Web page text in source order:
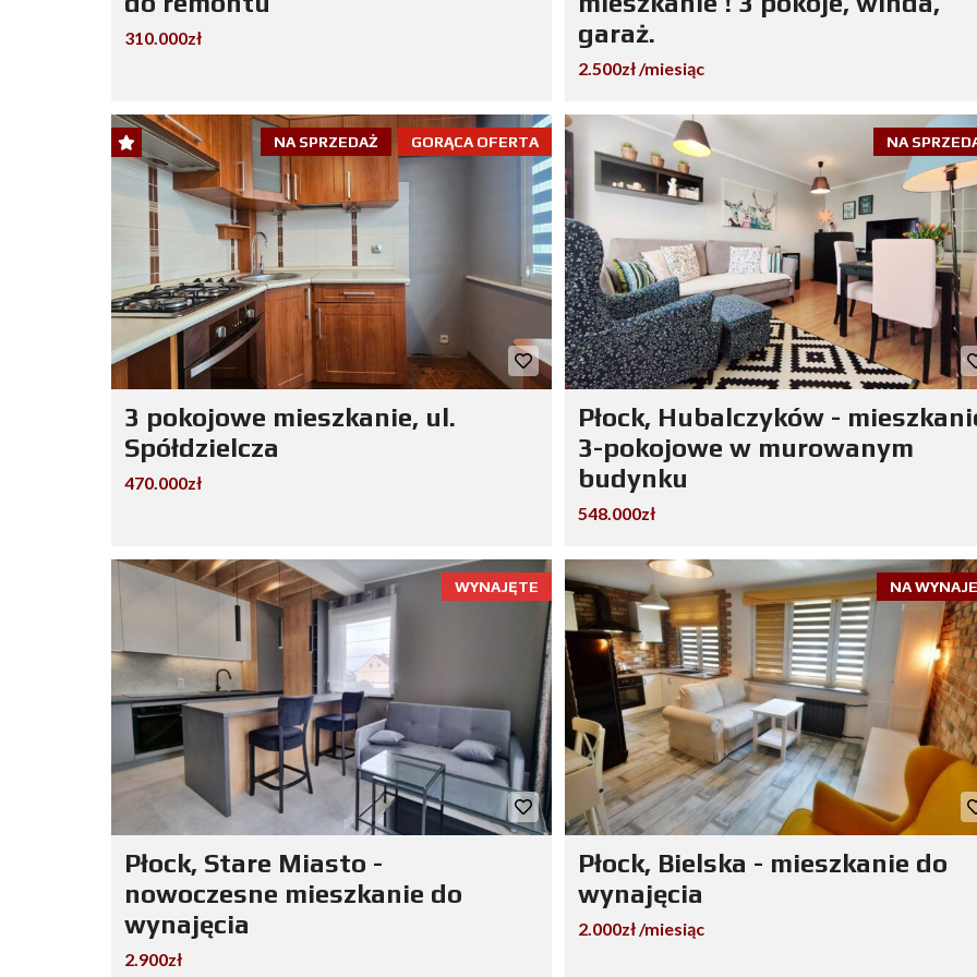
310.000zł
garaż.
2.500zł /miesiąc
GORĄCA OFERTA
NA SPRZEDAŻ
3 pokojowe mieszkanie, ul.
Spółdzielcza
470.000zł
NA
Płock, Hubalczyków -
3-pokojowe w murowanym
budynku
548.000zł
WYNAJĘTE
Płock, Stare Miasto -
nowoczesne mieszkanie do
wynajęcia
2.900zł
NA
Płock, Bielska - mieszkanie do
wynajęcia
2.000zł /miesiąc